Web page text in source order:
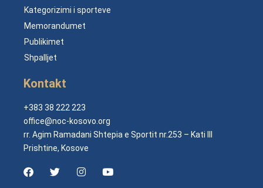
Kategorizimi i sporteve
Memorandumet
Publikimet
Shpalljet
Kontakt
+383 38 222 223
office@noc-kosovo.org
rr. Agim Ramadani Shtepia e Sportit nr.253 – Kati III
Prishtine, Kosove